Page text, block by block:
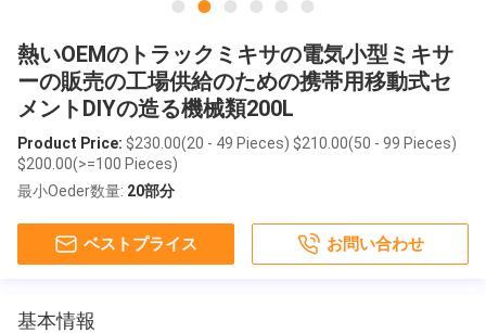
熱いOEMのトラックミキサの電気小型ミキサ
ーの販売の工場供給のための携帯用移動式セ
メントDIYの造る機械類200L
Product Price: $230.00(20 - 49 Pieces) $210.00(50 - 99 Pieces)
$200.00(>=100 Pieces)
最小Oeder数量: 20部分
ベストプライス お問い合わせ
基本情報